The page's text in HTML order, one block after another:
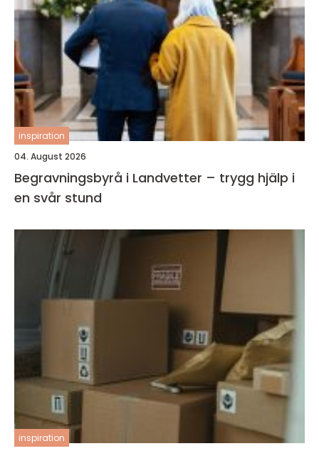
inspiration
04. August 2026
Begravningsbyrå i Landvetter – trygg hjälp i
en svår stund
inspiration